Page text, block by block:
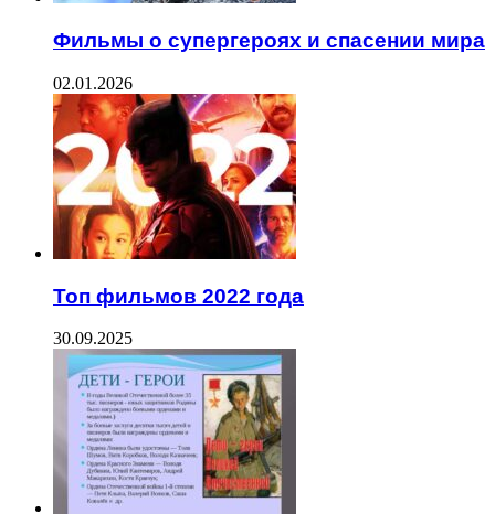
Фильмы о супергероях и спасении мира
02.01.2026
Топ фильмов 2022 года
30.09.2025